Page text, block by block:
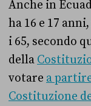
Anche in
ha 16 e 17
i 65, secondo
della
votare a
Costituzione